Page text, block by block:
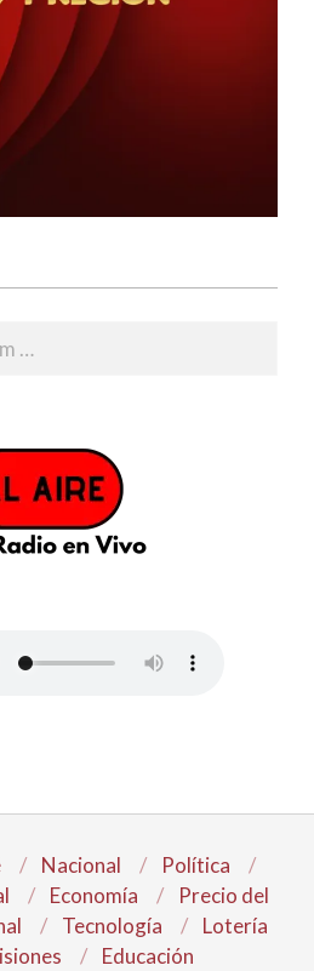
Nacional
Política
Economía
Precio del
Tecnología
Lotería
Educación